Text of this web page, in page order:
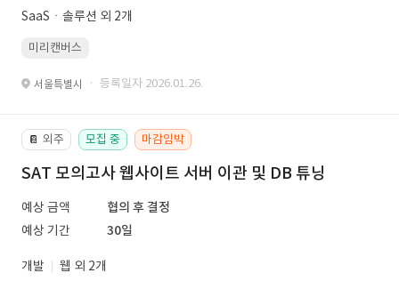
SaaSㆍ솔루션 외 2개
미리캔버스
서울특별시 · 등록일자 2026.01.26.
📔 외주 모집 중 마감임박
SAT 모의고사 웹사이트 서버 이관 및 DB 튜닝
예상 금액
협의 후 결정
예상 기간
30일
개발
웹 외 2개